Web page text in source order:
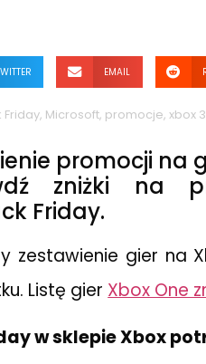
EMAIL
Friday, Microsoft, promocje,xbox
promocji na
zniżki na
Friday.
zestawienie gier na
Listę gier Xbox One
w sklepie Xbox